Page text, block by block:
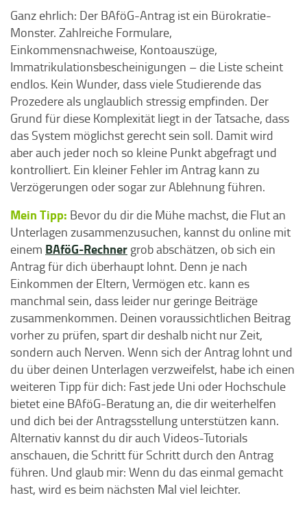
Ganz ehrlich: Der BAföG-Antrag ist ein Bürokratie-
Monster. Zahlreiche Formulare,
Einkommensnachweise, Kontoauszüge,
Immatrikulationsbescheinigungen – die Liste scheint
endlos. Kein Wunder, dass viele Studierende das
Prozedere als unglaublich stressig empfinden. Der
Grund für diese Komplexität liegt in der Tatsache, dass
das System möglichst gerecht sein soll. Damit wird
aber auch jeder noch so kleine Punkt abgefragt und
kontrolliert. Ein kleiner Fehler im Antrag kann zu
Verzögerungen oder sogar zur Ablehnung führen.
Mein Tipp: Bevor du dir die Mühe machst, die Flut an
Unterlagen zusammenzusuchen, kannst du online mit
einem BAföG-Rechner grob abschätzen, ob sich ein
Antrag für dich überhaupt lohnt. Denn je nach
Einkommen der Eltern, Vermögen etc. kann es
manchmal sein, dass leider nur geringe Beiträge
zusammenkommen. Deinen voraussichtlichen Beitrag
vorher zu prüfen, spart dir deshalb nicht nur Zeit,
sondern auch Nerven. Wenn sich der Antrag lohnt und
du über deinen Unterlagen verzweifelst, habe ich einen
weiteren Tipp für dich: Fast jede Uni oder Hochschule
bietet eine BAföG-Beratung an, die dir weiterhelfen
und dich bei der Antragsstellung unterstützen kann.
Alternativ kannst du dir auch Videos-Tutorials
anschauen, die Schritt für Schritt durch den Antrag
führen. Und glaub mir: Wenn du das einmal gemacht
hast, wird es beim nächsten Mal viel leichter.